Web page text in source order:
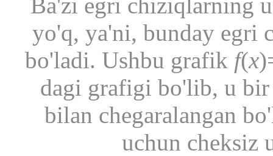
yo'q, ya'ni, bunday egri
bo'ladi. Ushbu grafik f(x
dagi grafigi bo'lib, u
bilan chegaralangan
uchun cheksiz